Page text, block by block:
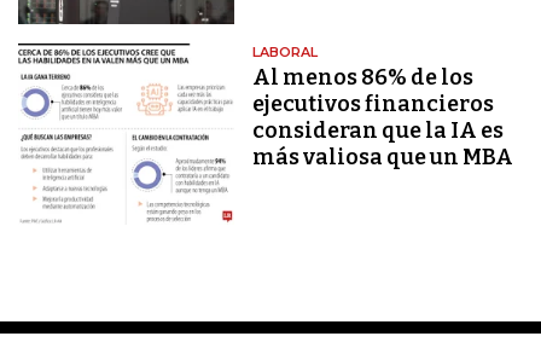
LABORAL
Al menos 86% de los
ejecutivos financieros
consideran que la IA es
más valiosa que un MBA